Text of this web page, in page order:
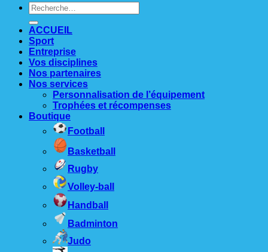
Recherche
pour :
ACCUEIL
Sport
Entreprise
Vos disciplines
Nos partenaires
Nos services
Personnalisation de l’équipement
Trophées et récompenses
Boutique
Football
Basketball
Rugby
Volley-ball
Handball
Badminton
Judo